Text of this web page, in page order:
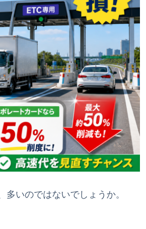
いのではないでしょうか。